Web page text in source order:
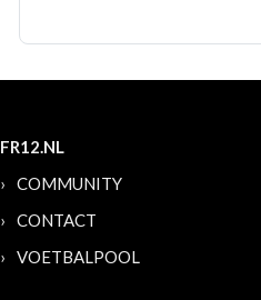
FR12.NL
COMMUNITY
CONTACT
VOETBALPOOL